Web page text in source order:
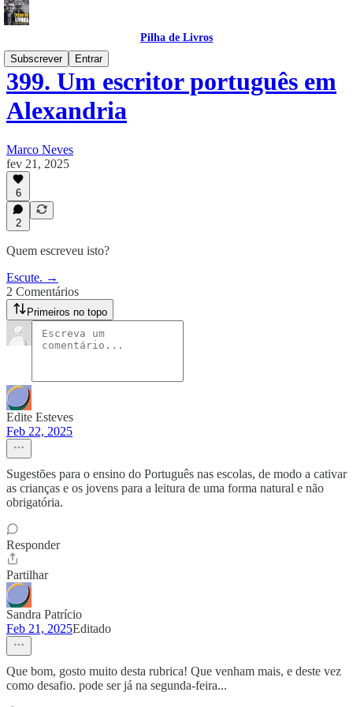
Pilha de Livros
Subscrever
Entrar
399. Um escritor português em
Alexandria
Marco Neves
fev 21, 2025
6
2
Quem escreveu isto?
Escute. →
2 Comentários
Primeiros no topo
Edite Esteves
Feb 22, 2025
Sugestões para o ensino do Português nas escolas, de modo a cativar
as crianças e os jovens para a leitura de uma forma natural e não
obrigatória.
Responder
Partilhar
Sandra Patrício
Feb 21, 2025Editado
Que bom, gosto muito desta rubrica! Que venham mais, e deste vez
como desafio. pode ser já na segunda-feira...